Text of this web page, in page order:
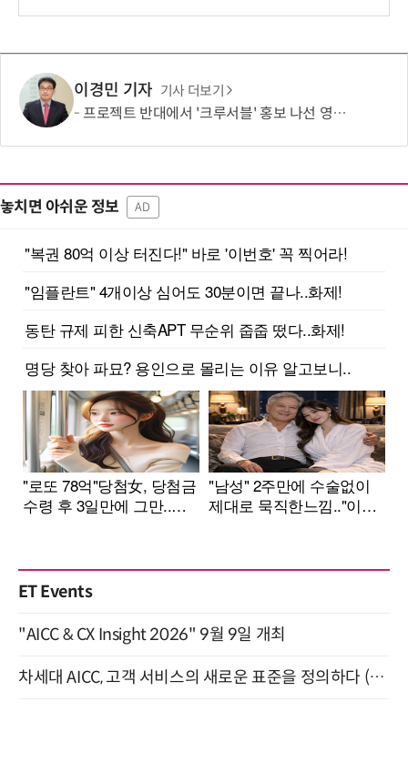
이경민 기자 기사 더보기
프로젝트 반대에서 '크루서블' 홍보 나선 영풍·MBK, '말바꾸기' 이어 '주주권' 논란
놓치면 아쉬운 정보 AD
ET Events
"AICC & CX Insight 2026" 9월 9일 개최
차세대 AICC, 고객 서비스의 새로운 표준을 정의하다 (9/9)